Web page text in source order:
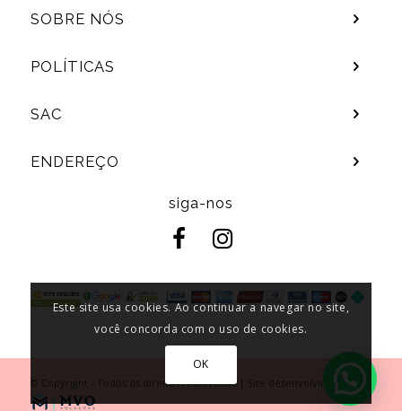
SOBRE NÓS
POLÍTICAS
SAC
ENDEREÇO
siga-nos
© Copyright - Todos os direitos reservados | Site desenvolvido por
Este site usa cookies. Ao continuar a navegar no site,
você concorda com o uso de cookies.
OK